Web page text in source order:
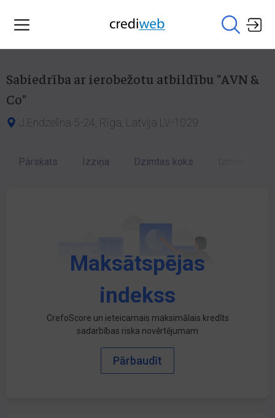
Sabiedrība ar ierobežotu atbildību "AVN &
Co"
J.Endzelīna 5-24, Rīga, Latvija LV-1029
Pārskats Izziņa Dzimtas koks
Maksātspējas
indekss
CrefoScore un ieteicamais maksimālais kredīts
sadarbības riska novērtējumam
Pārbaudīt